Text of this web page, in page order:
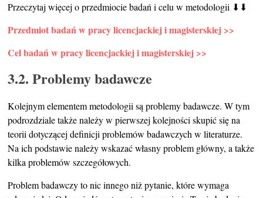
Przeczytaj więcej o przedmiocie badań i celu w metodologii ⬇⬇
Przedmiot badań w pracy licencjackiej i magisterskiej >>
Cel badań w pracy licencjackiej i magisterskiej >>
3.2. Problemy badawcze
Kolejnym elementem metodologii są problemy badawcze. W tym
podrozdziale także należy w pierwszej kolejności skupić się na
teorii dotyczącej definicji problemów badawczych w literaturze.
Na ich podstawie należy wskazać własny problem główny, a także
kilka problemów szczegółowych.
Problem badawczy to nic innego niż pytanie, które wymaga